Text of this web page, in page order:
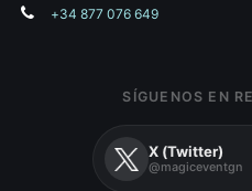
+34 877 076 649
SÍGUENOS EN
X (Twitter)
@magiceventgn